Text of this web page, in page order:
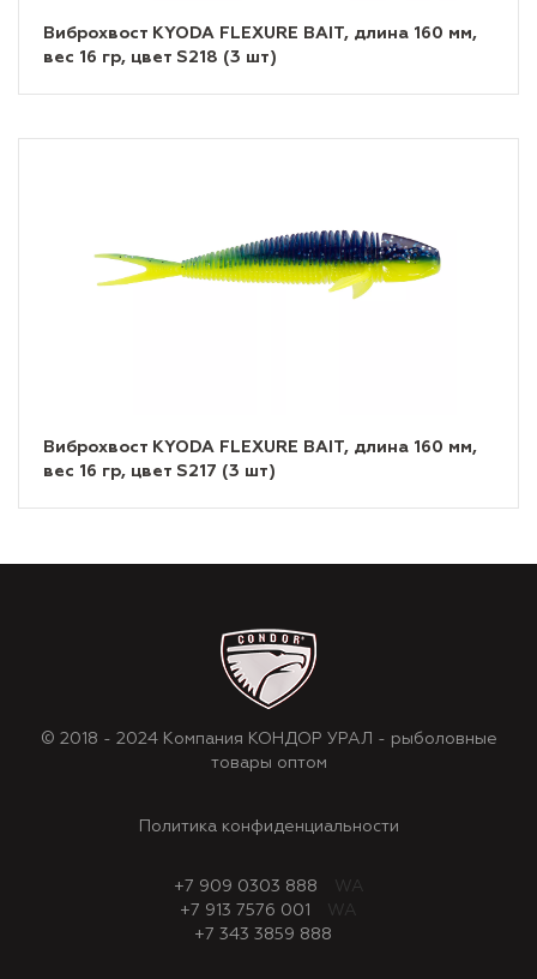
Виброхвост KYODA FLEXURE BAIT, длина 160 мм,
вес 16 гр, цвет S218 (3 шт)
Виброхвост KYODA FLEXURE BAIT, длина 160 мм,
вес 16 гр, цвет S217 (3 шт)
© 2018 - 2024 Компания КОНДОР УРАЛ - рыболовные
товары оптом
Политика конфиденциальности
+7 909 0303 888
WA
+7 913 7576 001
WA
+7 343 3859 888